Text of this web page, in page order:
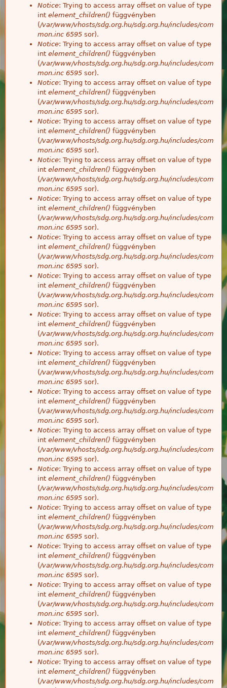
Notice: Trying to access array offset on value of type
int element_children() függvényben
(/var/www/vhosts/sdg.org.hu/sdg.org.hu/includes/com
mon.inc 6595 sor).
Notice: Trying to access array offset on value of type
int element_children() függvényben
(/var/www/vhosts/sdg.org.hu/sdg.org.hu/includes/com
mon.inc 6595 sor).
Notice: Trying to access array offset on value of type
int element_children() függvényben
(/var/www/vhosts/sdg.org.hu/sdg.org.hu/includes/com
mon.inc 6595 sor).
Notice: Trying to access array offset on value of type
int element_children() függvényben
(/var/www/vhosts/sdg.org.hu/sdg.org.hu/includes/com
mon.inc 6595 sor).
Notice: Trying to access array offset on value of type
int element_children() függvényben
(/var/www/vhosts/sdg.org.hu/sdg.org.hu/includes/com
mon.inc 6595 sor).
Notice: Trying to access array offset on value of type
int element_children() függvényben
(/var/www/vhosts/sdg.org.hu/sdg.org.hu/includes/com
mon.inc 6595 sor).
Notice: Trying to access array offset on value of type
int element_children() függvényben
(/var/www/vhosts/sdg.org.hu/sdg.org.hu/includes/com
mon.inc 6595 sor).
Notice: Trying to access array offset on value of type
int element_children() függvényben
(/var/www/vhosts/sdg.org.hu/sdg.org.hu/includes/com
mon.inc 6595 sor).
Notice: Trying to access array offset on value of type
int element_children() függvényben
(/var/www/vhosts/sdg.org.hu/sdg.org.hu/includes/com
mon.inc 6595 sor).
Notice: Trying to access array offset on value of type
int element_children() függvényben
(/var/www/vhosts/sdg.org.hu/sdg.org.hu/includes/com
mon.inc 6595 sor).
Notice: Trying to access array offset on value of type
int element_children() függvényben
(/var/www/vhosts/sdg.org.hu/sdg.org.hu/includes/com
mon.inc 6595 sor).
Notice: Trying to access array offset on value of type
int element_children() függvényben
(/var/www/vhosts/sdg.org.hu/sdg.org.hu/includes/com
mon.inc 6595 sor).
Notice: Trying to access array offset on value of type
int element_children() függvényben
(/var/www/vhosts/sdg.org.hu/sdg.org.hu/includes/com
mon.inc 6595 sor).
Notice: Trying to access array offset on value of type
int element_children() függvényben
(/var/www/vhosts/sdg.org.hu/sdg.org.hu/includes/com
mon.inc 6595 sor).
Notice: Trying to access array offset on value of type
int element_children() függvényben
(/var/www/vhosts/sdg.org.hu/sdg.org.hu/includes/com
mon.inc 6595 sor).
Notice: Trying to access array offset on value of type
int element_children() függvényben
(/var/www/vhosts/sdg.org.hu/sdg.org.hu/includes/com
mon.inc 6595 sor).
Notice: Trying to access array offset on value of type
int element_children() függvényben
(/var/www/vhosts/sdg.org.hu/sdg.org.hu/includes/com
mon.inc 6595 sor).
Notice: Trying to access array offset on value of type
int element_children() függvényben
(/var/www/vhosts/sdg.org.hu/sdg.org.hu/includes/com